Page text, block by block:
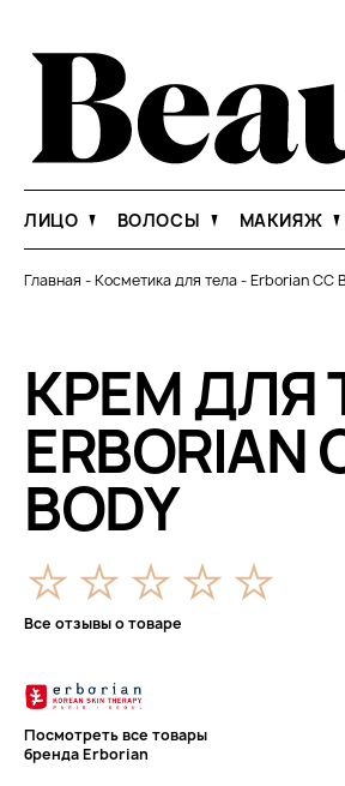
ЛИЦО ВОЛОСЫ МАКИЯЖ
Главная -Косметика для тела-Erborian CC
КРЕМ ДЛЯ
ERBORIAN
BODY
Все отзывы о товаре
Посмотреть все товары
бренда Erborian